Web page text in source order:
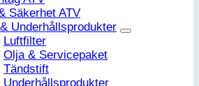
Säkerhet ATV
Underhållsprodukter
Luftfilter
Olja & Servicepaket
Tändstift
Underhållsprodukter